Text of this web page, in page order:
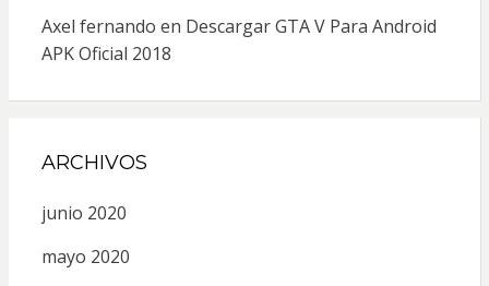
Axel fernando en Descargar GTA V Para Android
APK Oficial 2018
ARCHIVOS
junio 2020
mayo 2020